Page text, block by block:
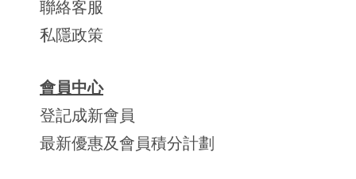
聯絡客服
私隱政策
會員中心
登記成新會員
最新優惠及會員積分計劃